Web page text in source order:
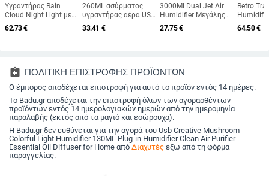
Υγραντήρας Rain
Cloud Night Light με
ήχο σταγόνας νερού
της βροχής και
led light
62.73€
260ML ασύρματος
υγραντήρας αέρα USB
Διαχύτης
αρωματοθεραπείας
Cool Mist Maker Quiet
Fogger
33.41 €
3000Ml Dual Jet Air
Humidifier Μεγάλης
χωρητικότητας
Ατμοποιητής
Purifier
27.75€
Retro
Diffusers
64.50€
assignment_return ΠΟΛΙΤΙΚΗ ΕΠΙΣΤΡΟΦΗΣ ΠΡΟΪΟΝΤΩΝ
Ο έμπορος αποδέχεται επιστροφή για αυτό το προϊόν εντός 14 ημέρες.
Το Badu.gr αποδέχεται την επιστροφή όλων των αγορασθέντων
προϊόντων εντός 14 ημερολογιακών ημερών από την ημερομηνία
παραλαβής (εκτός από τα μαγιό και εσώρουχα).
Η Badu.gr δεν ευθύνεται για την αγορά του Usb Creative Mushroom
Colorful Light Humidifier 130ML Plug-in Humidifier Clean Air Purifier
Essential Oil Diffuser for Home από Διαχυτές έξω από τη φόρμα
παραγγελίας.